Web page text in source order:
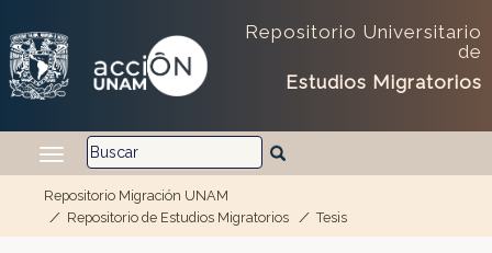
Repositorio Universitario
de
Estudios Migratorios
Repositorio Migración UNAM
Repositorio de Estudios Migratorios
Tesis